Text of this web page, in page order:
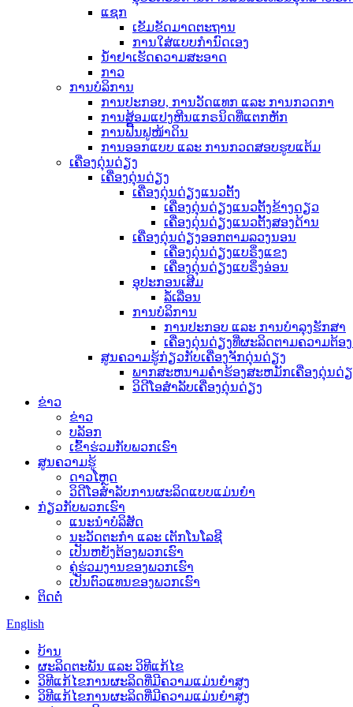
ແຊກ
ເຂັມຂັດມາດຕະຖານ
ການໃສ່ແບບກຳນົດເອງ
ນ້ຳຢາເຮັດຄວາມສະອາດ
ກາວ
ການບໍລິການ
ການປະກອບ, ການວັດແທກ ແລະ ການກວດກາ
ການສ້ອມແປງຫີນແກຣນິດທີ່ແຕກຫັກ
ການຟື້ນຟູໜ້າດິນ
ການອອກແບບ ແລະ ການກວດສອບຮູບແຕ້ມ
ເຄື່ອງດຸ່ນດ່ຽງ
ເຄື່ອງດຸ່ນດ່ຽງ
ເຄື່ອງດຸ່ນດ່ຽງແນວຕັ້ງ
ເຄື່ອງດຸ່ນດ່ຽງແນວຕັ້ງຂ້າງດຽວ
ເຄື່ອງດຸ່ນດ່ຽງແນວຕັ້ງສອງດ້ານ
ເຄື່ອງດຸ່ນດ່ຽງອອກຕາມລວງນອນ
ເຄື່ອງດຸ່ນດ່ຽງແບຣິ່ງແຂງ
ເຄື່ອງດຸ່ນດ່ຽງແບຣິ່ງອ່ອນ
ອຸປະກອນເສີມ
ລໍ້ເລື່ອນ
ການບໍລິການ
ການປະກອບ ແລະ ການບຳລຸງຮັກສາ
ເຄື່ອງດຸ່ນດ່ຽງທີ່ຜະລິດຕາມຄວາມຕ້ອ
ສູນຄວາມຮູ້ກ່ຽວກັບເຄື່ອງຈັກດຸ່ນດ່ຽງ
ພາກສະຫນາມຄໍາຮ້ອງສະຫມັກເຄື່ອງດຸ່ນດ່
ວິດີໂອສຳລັບເຄື່ອງດຸ່ນດ່ຽງ
ຂ່າວ
ຂ່າວ
ບລັອກ
ເຂົ້າຮ່ວມກັບພວກເຮົາ
ສູນຄວາມຮູ້
ດາວໂຫຼດ
ວິດີໂອສຳລັບການຜະລິດແບບແມ່ນຍຳ
ກ່ຽວກັບພວກເຮົາ
ແນະນໍາບໍລິສັດ
ນະວັດຕະກໍາ ແລະ ເຕັກໂນໂລຊີ
ເປັນຫຍັງຕ້ອງພວກເຮົາ
ຄູ່ຮ່ວມງານຂອງພວກເຮົາ
ເປັນຕົວແທນຂອງພວກເຮົາ
ຕິດຕໍ່
English
ບ້ານ
ຜະລິດຕະພັນ ແລະ ວິທີແກ້ໄຂ
ວິທີແກ້ໄຂການຜະລິດທີ່ມີຄວາມແມ່ນຍໍາສູງ
ວິທີແກ້ໄຂການຜະລິດທີ່ມີຄວາມແມ່ນຍໍາສູງ